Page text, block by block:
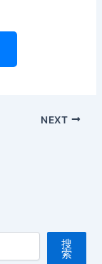
NEXT
搜
索